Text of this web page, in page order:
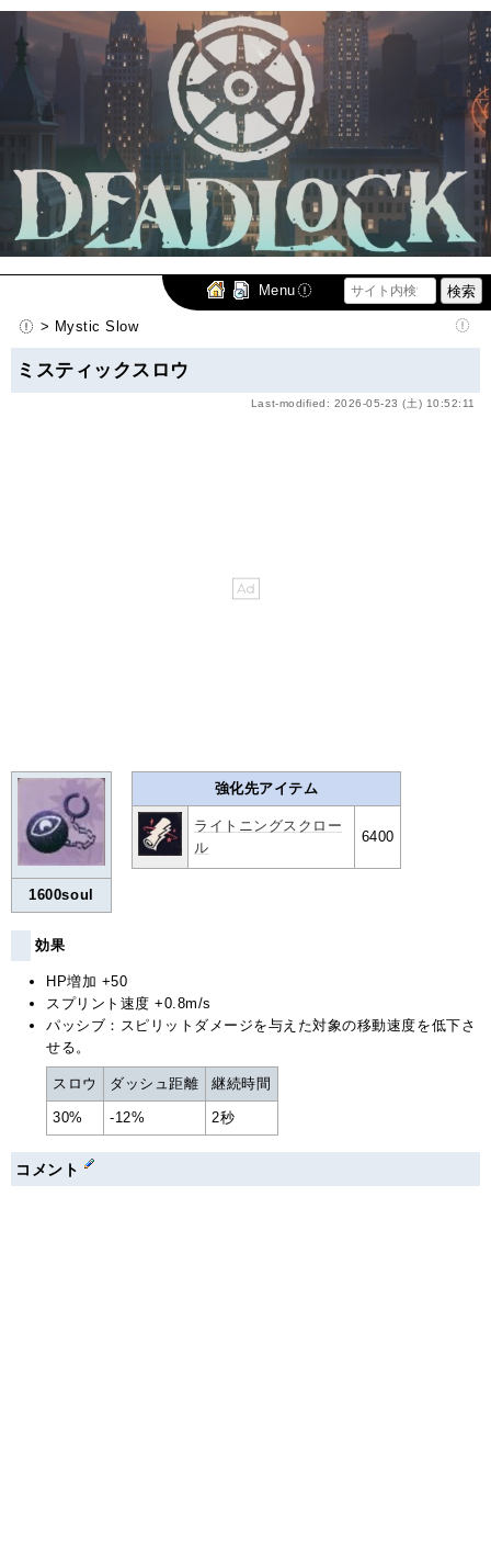
Menu
> Mystic Slow
ミスティックスロウ
Last-modified: 2026-05-23 (土) 10:52:11
1600soul
強化先アイテム
ライトニングスクロー
ル
6400
効果
HP増加 +50
スプリント速度 +0.8m/s
パッシブ：スピリットダメージを与えた対象の移動速度を低下さ
せる。
スロウ ダッシュ距離 継続時間
30% -12% 2秒
コメント